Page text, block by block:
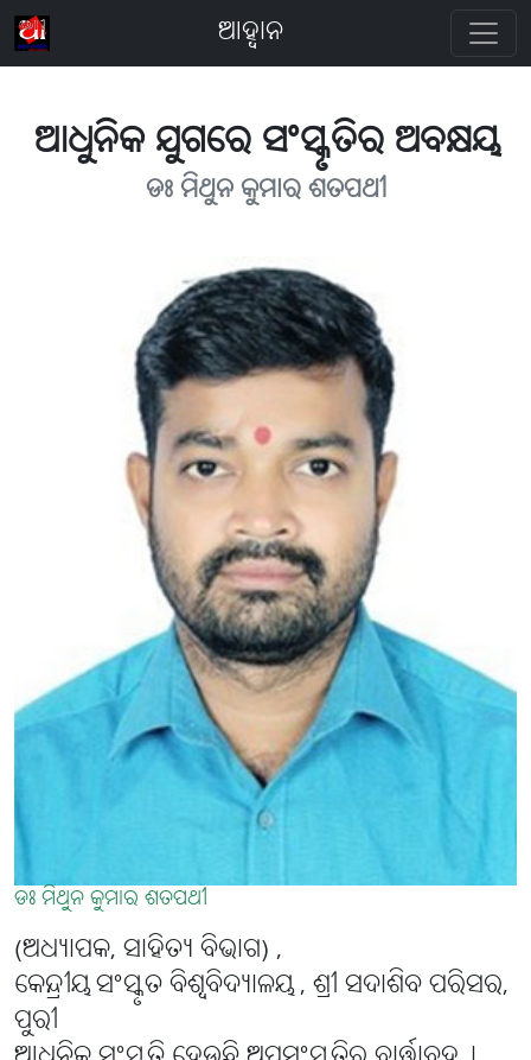
ଆହ୍ବାନ
ଆଧୁନିକ ଯୁଗରେ ସଂସ୍କୃତିର ଅବକ୍ଷୟ
ଡଃ ମିଥୁନ କୁମାର ଶତପଥୀ
ଡଃ ମିଥୁନ କୁମାର ଶତପଥୀ
(ଅଧ୍ୟାପକ, ସାହିତ୍ୟ ବିଭାଗ) ,
କେନ୍ଦ୍ରୀୟ ସଂସ୍କୃତ ବିଶ୍ୱବିଦ୍ୟାଳୟ , ଶ୍ରୀ ସଦାଶିବ ପରିସର,
ପୁରୀ